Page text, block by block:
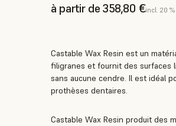
à partir de 358,80 €incl. 20 %
Castable Wax Resin est un
filigranes et fournit des surfaces
sans aucune cendre. Il est idéal
prothèses dentaires.
Castable Wax Resin produit des